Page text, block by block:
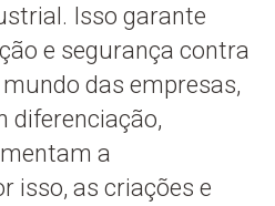
Isso garante
e segurança contra
das empresas,
diferenciação,
a
isso, as criações e